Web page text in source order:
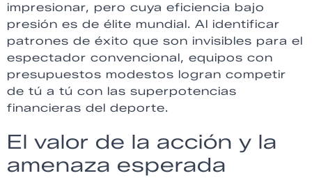
impresionar, pero cuya eficiencia bajo
presión es de élite mundial. Al identificar
patrones de éxito que son invisibles para el
espectador convencional, equipos con
presupuestos modestos logran competir
de tú a tú con las superpotencias
financieras del deporte.
El valor de la acción y la
amenaza esperada